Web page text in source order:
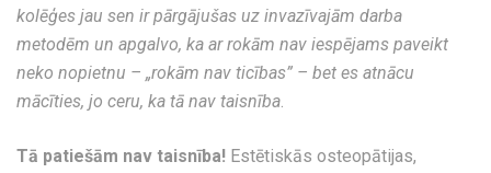
kolēģes jau sen ir pārgājušas uz invazīvajām darba
metodēm un apgalvo, ka ar rokām nav iespējams paveikt
neko nopietnu – „rokām nav ticības” – bet es atnācu
mācīties, jo ceru, ka tā nav taisnība.
Tā patiešām nav taisnība! Estētiskās osteopātijas,